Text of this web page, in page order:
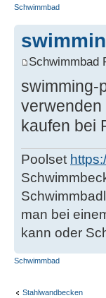
Schwimmbad
Schwimmbad
swimming-
verwenden
kaufen bei
Poolset
man bei
kann oder
Schwimmbad
Stahlwandbecken